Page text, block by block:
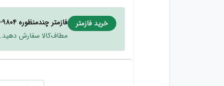
خرید فازمتر فازمتر چندمنظوره SP-9804
مطاف‌کالا سفارش دهید.